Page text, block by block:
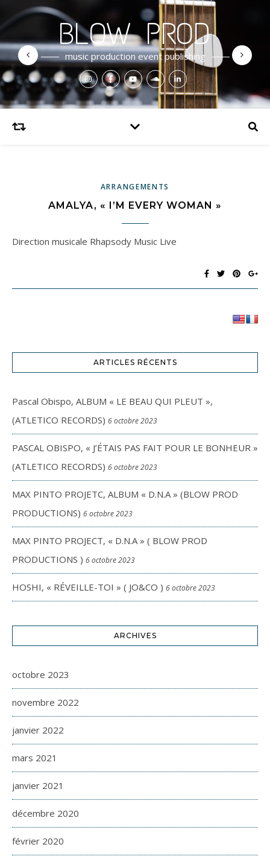
BLOW PROD
music production event publishing
ARRANGEMENTS
AMALYA, « I’M EVERY WOMAN »
Direction musicale Rhapsody Music Live
ARTICLES RÉCENTS
Pascal Obispo, ALBUM « LE BEAU QUI PLEUT »,
(ATLETICO RECORDS) 6 octobre 2023
PASCAL OBISPO, « J’ÉTAIS PAS FAIT POUR LE BONHEUR »
(ATLETICO RECORDS) 6 octobre 2023
MAX PINTO PROJETC, ALBUM « D.N.A » (BLOW PROD
PRODUCTIONS) 6 octobre 2023
MAX PINTO PROJECT, « D.N.A » ( BLOW PROD
PRODUCTIONS ) 6 octobre 2023
HOSHI, « RÉVEILLE-TOI » ( JO&CO ) 6 octobre 2023
ARCHIVES
octobre 2023
novembre 2022
janvier 2022
mars 2021
janvier 2021
décembre 2020
février 2020